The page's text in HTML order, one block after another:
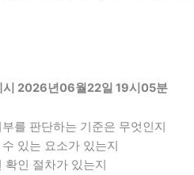
시 2026년06월22일 19시05분
를 판단하는 기준은 무엇인지
있는 요소가 있는지
확인 절차가 있는지